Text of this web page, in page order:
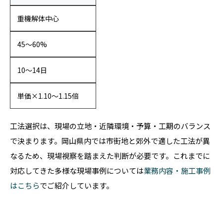
重機解体中心
45〜60%
10〜14日
単価×1.10〜1.15倍
工法選択は、現場の立地・近隣環境・予算・工期のバランス
で決まります。岡山県内では市街地と郊外で適した工法が異
なるため、現場視察を踏まえた判断が必要です。これまでに
対応してきた多様な現場事例については業務内容・施工事例
はこちらでご紹介しています。